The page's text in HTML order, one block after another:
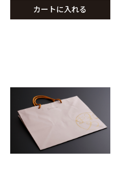
カートに入れる